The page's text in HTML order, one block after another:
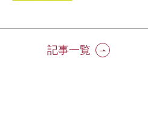
記事一覧